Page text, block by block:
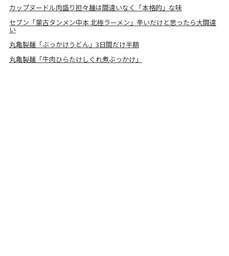
カップヌードル肉盛り担々麺は間違いなく「本格的」な味
セブン「蒙古タンメン中本 北極ラーメン」辛いだけと思ったら大間違
い
丸亀製麺「ぶっかけうどん」3日間だけ半額
丸亀製麺「牛肉ひらたけしぐれ煮ぶっかけ」